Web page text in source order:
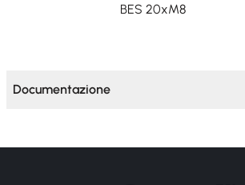
BES 20xM8
Documentazione